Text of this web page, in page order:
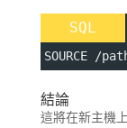
SQL
SOURCE /
結論
這將在新主機